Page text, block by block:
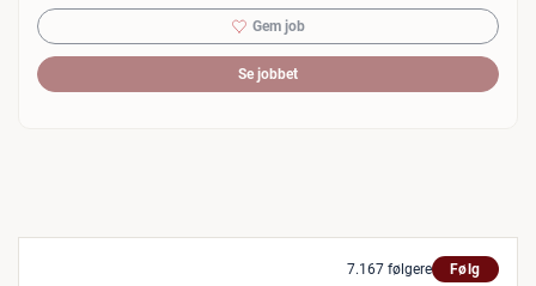
Gem job
Se jobbet
7.167 følgere Følg